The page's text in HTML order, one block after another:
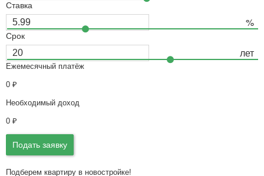
Ставка
Срок
Ежемесячный платёж
0 ₽
Необходимый доход
0 ₽
Подать заявку
Подберем квартиру в новостройке!